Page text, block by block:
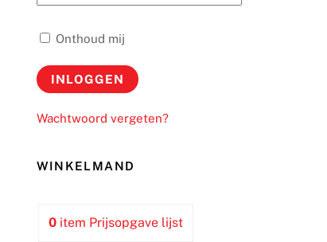
Onthoud mij
Wachtwoord vergeten?
WINKELMAND
0item Prijsopgave lijst